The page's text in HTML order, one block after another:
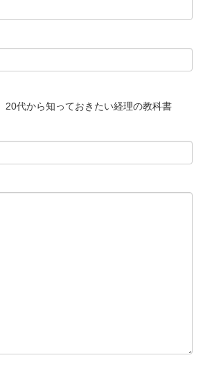
代から知っておきたい経理の教科書